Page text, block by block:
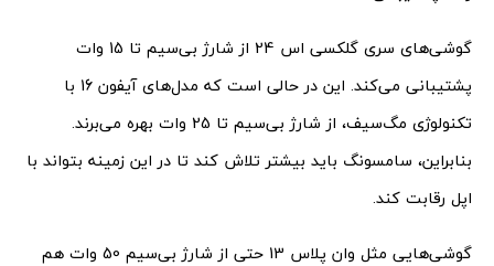
گوشی‌های سری گلکسی اس 24 از شارژ بی‌سیم تا 15 وات
پشتیبانی می‌کند. این در حالی است که مدل‌های آیفون 16 با
تکنولوژی مگ‌سیف، از شارژ بی‌سیم تا 25 وات بهره می‌برند.
بنابراین، سامسونگ باید بیشتر تلاش کند تا در این زمینه بتواند با
اپل رقابت کند.
گوشی‌هایی مثل وان پلاس 13 حتی از شارژ بی‌سیم 50 وات هم